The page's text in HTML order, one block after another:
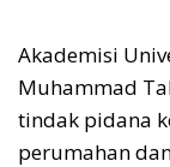
Akademisi
Muhammad
tindak pidana
perumahan